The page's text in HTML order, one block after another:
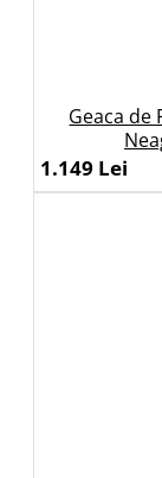
Geaca de
1.149 Lei